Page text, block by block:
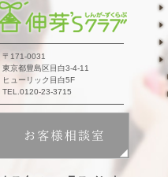
〒171-0031
東京都豊島区目白3-4-11
ヒューリック目白5F
TEL.0120-23-3715